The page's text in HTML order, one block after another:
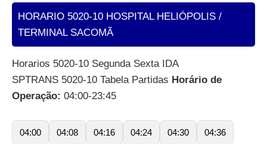
HORARIO 5020-10 HOSPITAL HELIÓPOLIS /
TERMINAL SACOMÃ
Horarios 5020-10 Segunda Sexta IDA
SPTRANS 5020-10 Tabela Partidas Horário de
Operação: 04:00-23:45
04:00 04:08 04:16 04:24 04:30 04:36